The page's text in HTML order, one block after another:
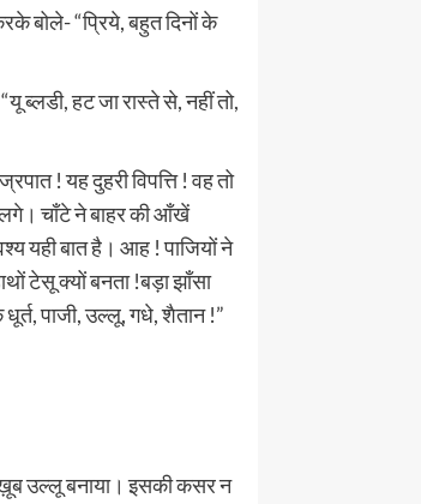
बोले- “प्रिये, बहुत दिनों के
ब्लडी, हट जा रास्ते से, नहीं तो,
! यह दुहरी विपत्ति ! वह तो
लगे। चाँटे ने बाहर की आँखें
यही बात है। आह ! पाजियों ने
टेसू क्यों बनता !बड़ा झाँसा
पाजी, उल्लू, गधे, शैतान !”
उल्लू बनाया। इसकी कसर न